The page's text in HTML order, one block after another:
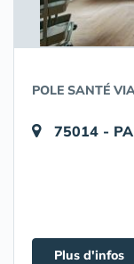
POLE SANTÉ
75014 -
Plus d'infos